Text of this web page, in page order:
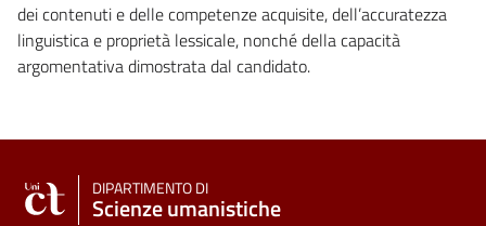
dei contenuti e delle competenze acquisite, dell’accuratezza
linguistica e proprietà lessicale, nonché della capacità
argomentativa dimostrata dal candidato.
DIPARTIMENTO DI
Scienze umanistiche